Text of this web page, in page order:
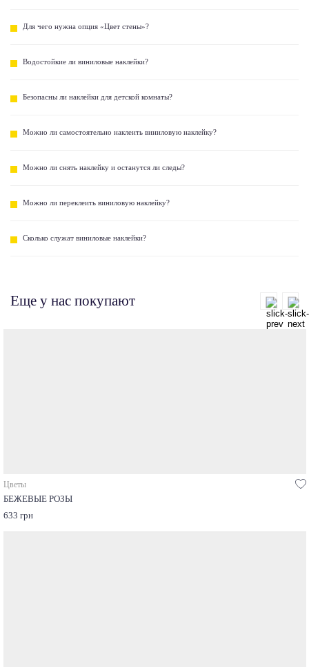
Для чего нужна опция «Цвет стены»?
Водостойкие ли виниловые наклейки?
Безопасны ли наклейки для детской комнаты?
Можно ли самостоятельно наклеить виниловую наклейку?
Можно ли снять наклейку и останутся ли следы?
Можно ли переклеить виниловую наклейку?
Сколько служат виниловые наклейки?
Еще у нас покупают
Цветы
БЕЖЕВЫЕ РОЗЫ
633 грн